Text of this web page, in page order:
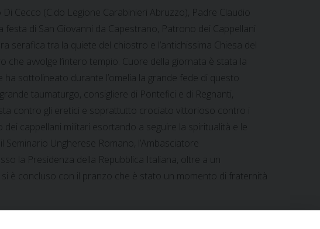
Cecco (C.do Legione Carabinieri Abruzzo), Padre Claudio
di San Giovanni da Capestrano, Patrono dei Cappellani
tra la quiete del chiostro e l’antichissima Chiesa del
avvolge l’intero tempio. Cuore della giornata è stata la
sottolineato durante l’omelia la grande fede di questo
taumaturgo, consigliere di Pontefici e di Regnanti,
contro gli eretici e soprattutto crociato vittorioso contro i
cappellani militari esortando a seguire la spiritualità e le
Ungherese Romano, l’Ambasciatore
la Presidenza della Repubblica Italiana, oltre a un
è concluso con il pranzo che è stato un momento di fraternità